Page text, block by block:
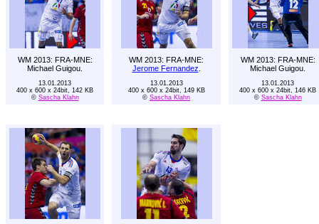
WM 2013: FRA-MNE:
Michael Guigou.
WM 2013: FRA-MNE:
Jerome Fernandez
WM 2013: FRA-MNE:
Michael Guigou.
13.01.2013
400 x 600 x 24bit, 142 KB
© Sascha Klahn
13.01.2013
400 x 600 x 24bit, 149 KB
© Sascha Klahn
13.01.2013
400 x 600 x 24bit, 146 KB
© Sascha Klahn